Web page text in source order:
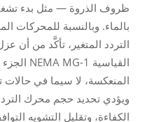
ظروف الذروة — مثل بدء
بالماء. وبالنسبة للمحركات
التردد المتغير، تأكَّد من أن
ويؤدي تحديد حجم محرك
الكفاءة، وتقليل التشويه